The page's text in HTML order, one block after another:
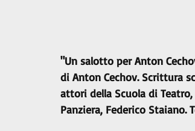
"Un salotto per Anton
di Anton Cechov. Scrittura
attori della Scuola di
Panziera, Federico Staiano.